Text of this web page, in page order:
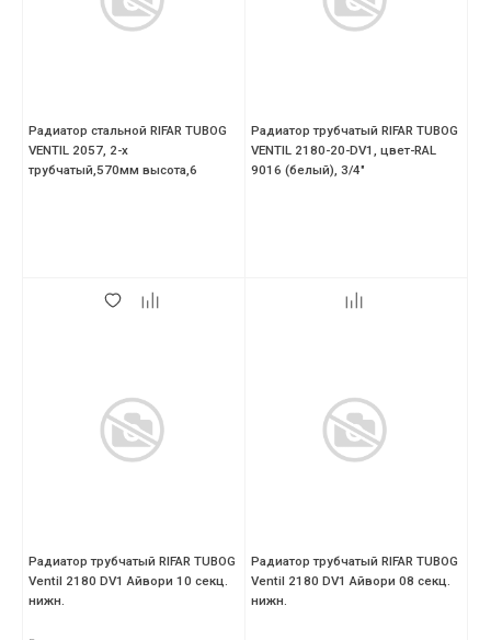
Радиатор стальной RIFAR TUBOG
VENTIL 2057, 2-х
трубчатый,570мм высота,6
Радиатор трубчатый RIFAR TUBOG
VENTIL 2180-20-DV1, цвет-RAL
9016 (белый), 3/4"
Радиатор трубчатый RIFAR TUBOG
Ventil 2180 DV1 Айвори 10 секц.
нижн.
Радиатор трубчатый RIFAR TUBOG
Ventil 2180 DV1 Айвори 08 секц.
нижн.